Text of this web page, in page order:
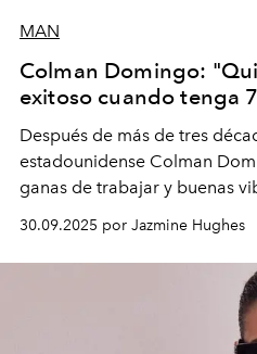
MAN
Colman Domingo:
exitoso cuando tenga
Después de más de tres
estadounidense Colman
ganas de trabajar y buenas
30.09.2025 por Jazmine Hughes